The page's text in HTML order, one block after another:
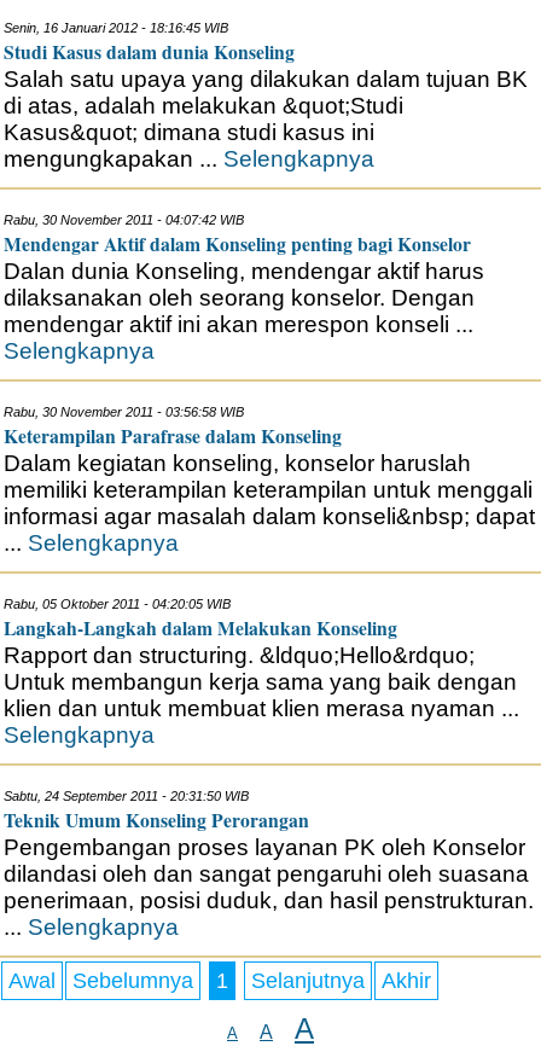
Senin, 16 Januari 2012 - 18:16:45 WIB
Studi Kasus dalam dunia Konseling
Salah satu upaya yang dilakukan dalam tujuan BK
di atas, adalah melakukan &quot;Studi
Kasus&quot; dimana studi kasus ini
mengungkapakan ... Selengkapnya
Rabu, 30 November 2011 - 04:07:42 WIB
Mendengar Aktif dalam Konseling penting bagi Konselor
Dalan dunia Konseling, mendengar aktif harus
dilaksanakan oleh seorang konselor. Dengan
mendengar aktif ini akan merespon konseli ...
Selengkapnya
Rabu, 30 November 2011 - 03:56:58 WIB
Keterampilan Parafrase dalam Konseling
Dalam kegiatan konseling, konselor haruslah
memiliki keterampilan keterampilan untuk menggali
informasi agar masalah dalam konseli&nbsp; dapat
... Selengkapnya
Rabu, 05 Oktober 2011 - 04:20:05 WIB
Langkah-Langkah dalam Melakukan Konseling
Rapport dan structuring. &ldquo;Hello&rdquo;
Untuk membangun kerja sama yang baik dengan
klien dan untuk membuat klien merasa nyaman ...
Selengkapnya
Sabtu, 24 September 2011 - 20:31:50 WIB
Teknik Umum Konseling Perorangan
Pengembangan proses layanan PK oleh Konselor
dilandasi oleh dan sangat pengaruhi oleh suasana
penerimaan, posisi duduk, dan hasil penstrukturan.
... Selengkapnya
Awal Sebelumnya 1 Selanjutnya Akhir
A A A